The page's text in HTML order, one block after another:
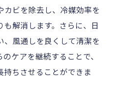
カビを除去し、冷媒効率を
解消します。さらに、日
、風通しを良くして清潔を
ケアを継続することで、
ちさせることができま